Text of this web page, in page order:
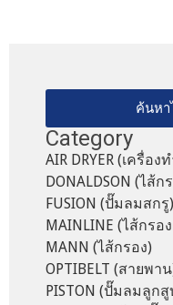
ค้นหา
Category
AIR DRYER (เครื่อ
DONALDSON (ไส้ก
FUSION (ปั๊มลมสกรู)
MAINLINE (ไส้กร
MANN (ไส้กรอง)
OPTIBELT (สายพา
PISTON (ปั๊มลมลูกสู